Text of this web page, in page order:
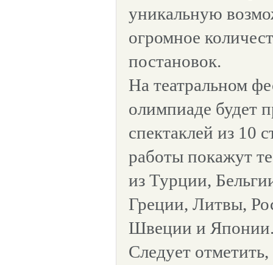
уникальную
огромное
постановок.
На театральном
олимпиаде будет
спектаклей из 10
работы покажут
из Турции,
Греции, Литвы,
Швеции и
Следует